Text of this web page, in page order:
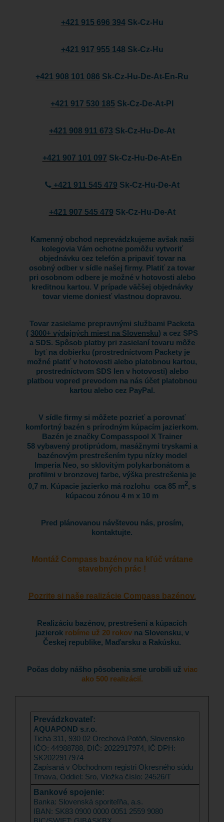
+421 915 696 394Sk-Cz-Hu
+421 917 955 148 Sk-Cz-Hu
+421 908 101 086 Sk-Cz-Hu-De-At-En-Ru
+421 917 530 185 Sk-Cz-De-At-Pl
+421 908 911 673 Sk-Cz-Hu-De-At
+421 907 101 097 Sk-Cz-Hu-De-At-En
+421 911 545 479 Sk-Cz-Hu-De-At
+421 907 545 479 Sk-Cz-Hu-De-At
Kamenný obchod neprevádzkujeme avšak naši
kolegovia Vám ochotne pomôžu vytvoriť
objednávku cez telefón a pripaviť tovar na
osobný odber v sídle našej firmy. Platiť za tovar
pri osobnom odbere je možné v hotovosti alebo
kreditnou kartou. V prípade väčšej objednávky
tovar vieme doniesť vlastnou dopravou.
Tovar zasielame prepravnými službami Packeta
( 3000+ výdajných miest na Slovensku) a cez SPS
a SDS. Spôsob platby pri zasielaní tovaru môže
byť na dobierku (prostredníctvom Packety je
možné platiť v hotovosti alebo platobnou kartou,
prostredníctvom SDS len v hotovosti) alebo
platbou vopred prevodom na nás účet platobnou
kartou alebo cez PayPal.
V sídle firmy si môžete pozrieť a porovnať
komfortný bazén s prírodným kúpacím jazierkom.
Bazén je značky Compasspool X Trainer
58 vybavený protiprúdom, masážnymi tryskami a
bazénovým prestrešením typu nízky model
Imperia Neo, so sklovitým polykarbonátom a
profilmi v bronzovej farbe, výška prestrešenia je
0,7 m. Kúpacie jazierko má rozlohu cca 85 m2, s
kúpacou zónou 4 m x 10 m
Pred plánovanou návštevou nás, prosím,
kontaktujte.
Montáž Compass bazénov na kľúč vrátane
stavebných prác !
Pozrite si naše realizácie Compass bazénov.
Realizáciu bazénov, prestrešení a kúpacích
jazierok robíme už 20 rokov na Slovensku, v
Českej republike, Maďarsku a Rakúsku.
Počas doby nášho pôsobenia sme urobili už viac
ako 500 realizácií.
Prevádzkovateľ:
AQUAPOND s.r.o.
Tichá 311, 930 02 Orechová Potôň, Slovensko
IČO: 44988788, DIČ: 2022917974, IČ DPH:
SK2022917974
Zapísaná v Obchodnom registri Okresného súdu
Trnava, Oddiel: Sro, Vložka číslo: 24526/T
Bankové spojenie:
Banka: Slovenská sporiteľňa, a.s.
IBAN: SK83 0900 0000 0051 2559 9080